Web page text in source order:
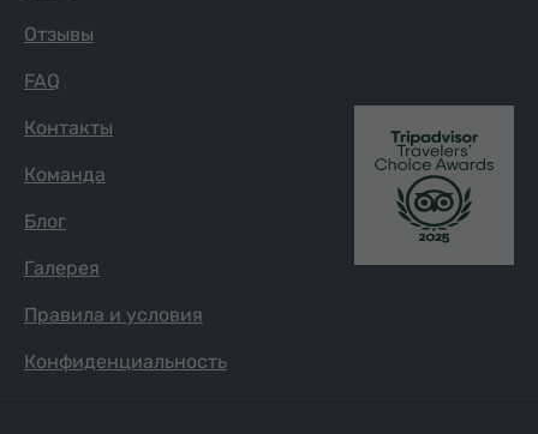
Отзывы
FAQ
Контакты
Команда
Блог
Галерея
Правила и условия
Конфиденциальность